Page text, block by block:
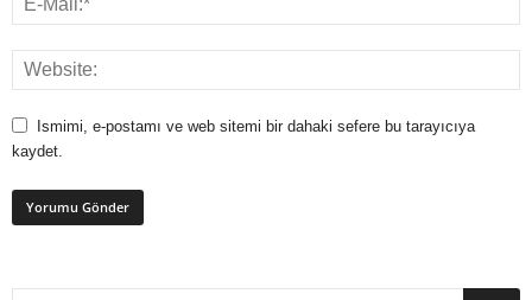
Ismimi, e-postamı ve web sitemi bir dahaki sefere bu tarayıcıya
kaydet.